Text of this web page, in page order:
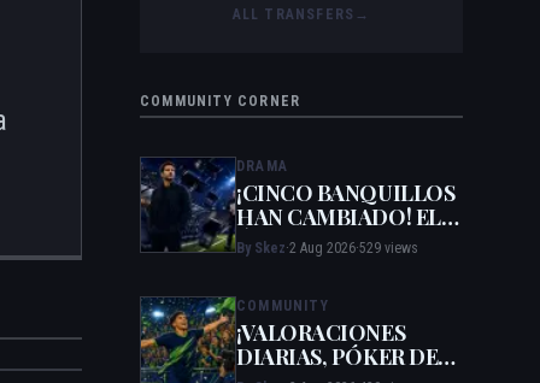
ALL TRANSFERS →
COMMUNITY CORNER
DRAMA
¡CINCO BANQUILLOS
HAN CAMBIADO! EL
ÚNICO
SUPERVIVIENTE DE
LA ROMA SE PONE
LÍDER
By Skez·2 Aug 2026·529 views
COMMUNITY
¡VALORACIONES
DIARIAS, PÓKER DE